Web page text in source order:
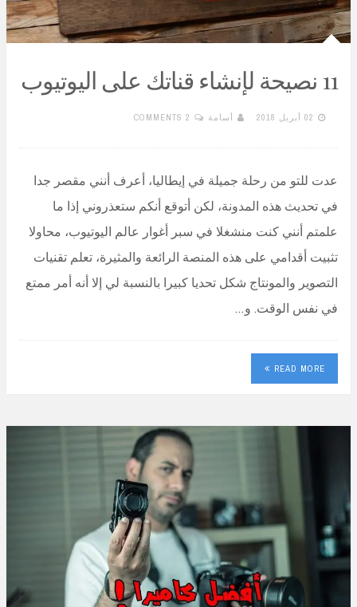
11 نصيحة لإنشاء قناتك على اليوتيوب
02 أبريل 2018 أسامة 2 COMMENTS
عدت للتو من رحلة جميلة في إيطاليا، أعرف أنني مقصر جدا
في تحديث هذه المدونة، لكن أتوقع أنكم ستعذروني إذا ما
علمتم أنني كنت منشغلا في سبر أغوار عالم اليوتيوب، محاولا
تثبيت أقدامي على هذه المنصة الرائعة والمثيرة، تعلم تقنيات
التصوير والمونتاج شكل تحديا كبيرا بالنسبة لي إلا أنه أمر ممتع
في نفس الوقت. و…
READ MORE